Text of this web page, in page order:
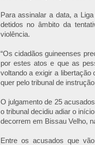
Para assinalar a data, a
detidos no âmbito da
violência.
“Os cidadãos guineenses
por estes atos e que as
voltando a exigir a libertação
quer pelo tribunal de
O julgamento de 25
o tribunal decidiu adiar o
decorrem em Bissau Velho,
Entre os acusados que